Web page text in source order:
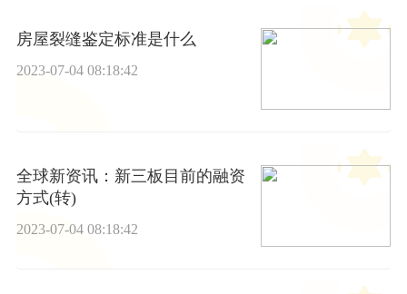
房屋裂缝鉴定标准是什么
2023-07-04 08:18:42
全球新资讯：新三板目前的融资
方式(转)
2023-07-04 08:18:42